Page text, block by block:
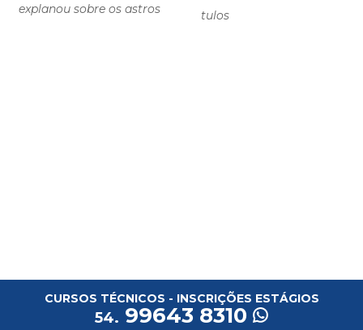
explanou sobre os astros tulos
CURSOS TÉCNICOS - INSCRIÇÕES ESTÁGIOS
54. 99643 8310